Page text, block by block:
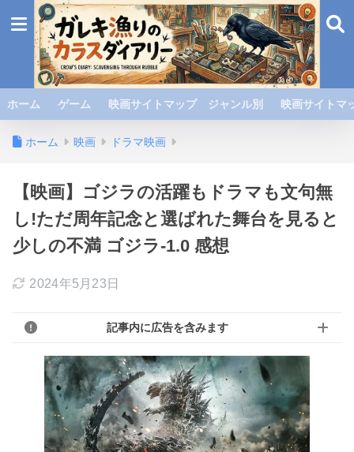
ホーム ゲーム 映画サイトマップ ジャンル別 映画サイト
ホーム 映画 ドラマ映画
【映画】ゴジラの活躍もドラマも文句無
し!ただ周年記念と選ばれた舞台を見ると
少しの不満 ゴジラ-1.0 感想
2024年5月23日
記事内に広告を含みます